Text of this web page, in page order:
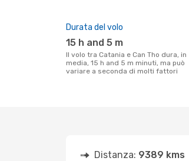
Durata del volo
15 h and 5 m
Il volo tra Catania e Can Tho dura, in
media, 15 h and 5 m minuti, ma può
variare a seconda di molti fattori
Distanza: 9389 kms